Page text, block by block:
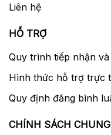
Liên hệ
HỖ TRỢ
Quy trình tiếp nhận
Hình thức hỗ trợ trực
Quy định đăng bình
CHÍNH SÁCH CHUNG